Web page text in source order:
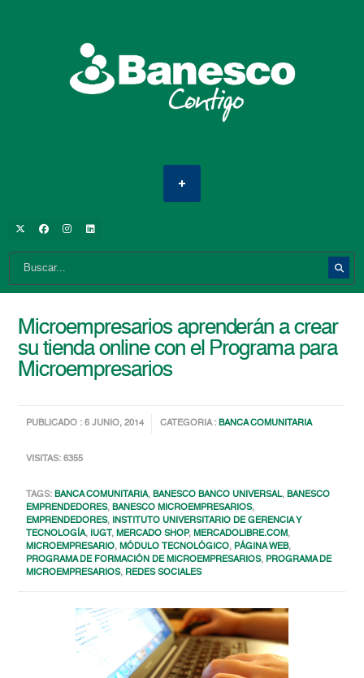
Microempresarios aprenderán a crear
su tienda online con el Programa para
Microempresarios
PUBLICADO : 6 JUNIO, 2014 CATEGORIA :BANCA COMUNITARIA
VISITAS: 6355
TAGS:BANCA COMUNITARIA,BANESCO BANCO UNIVERSAL,BANESCO
EMPRENDEDORES,BANESCO MICROEMPRESARIOS,
EMPRENDEDORES, INSTITUTO UNIVERSITARIO DE GERENCIA Y
TECNOLOGÍA, IUGT,MERCADO SHOP,MERCADOLIBRE.COM,
MICROEMPRESARIO,MÓDULO TECNOLÓGICO, PÁGINA WEB,
PROGRAMA DE FORMACIÓN DE MICROEMPRESARIOS, PROGRAMA DE
MICROEMPRESARIOS, REDES SOCIALES